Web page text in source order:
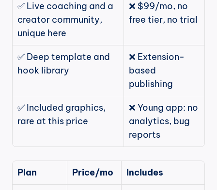
✅ Live coaching and a
creator community,
unique here
❌ $99/mo, no
free tier, no trial
✅ Deep template and
hook library
❌ Extension-
based
publishing
✅ Included graphics,
rare at this price
❌ Young app: no
analytics, bug
reports
Plan Price/mo Includes